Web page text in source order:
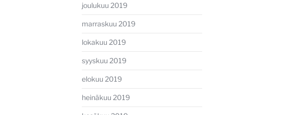
joulukuu 2019
marraskuu 2019
lokakuu 2019
syyskuu 2019
elokuu 2019
heinäkuu 2019